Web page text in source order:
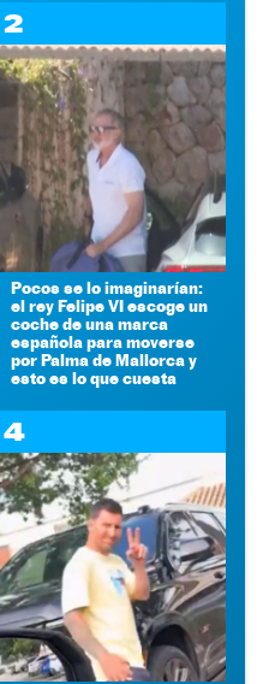
2
Pocos se lo imaginarían:
el rey Felipe VI escoge un
coche de una marca
española para moverse
por Palma de Mallorca y
esto es lo que cuesta
4